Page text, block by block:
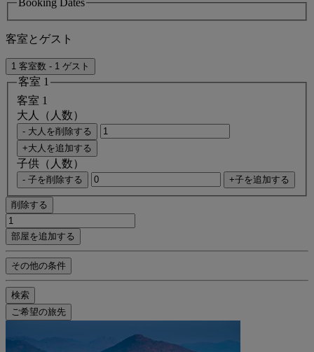
客室とゲスト
1 客室数 - 1 ゲスト
客室 1
客室 1
大人（人数）
- 大人を削除する
+大人を追加する
子供（人数）
- 子を削除する +子を追加する
削除する
部屋を追加する
その他の条件
検索
ご希望の旅先